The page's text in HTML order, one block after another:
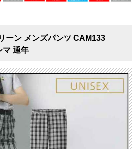
ーン メンズパンツ CAM133
マ 通年